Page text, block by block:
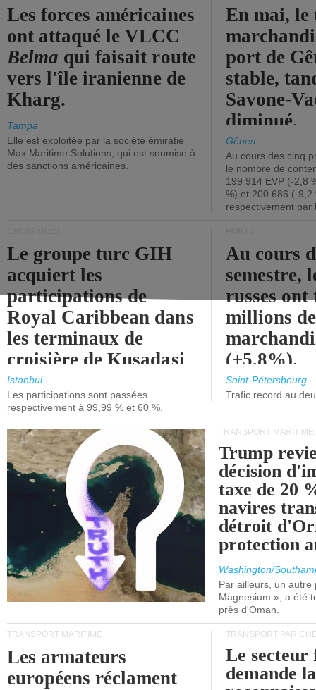
Les forces américaines
ont attaqué le VLCC
Belma qui faisait route
vers l'île iranienne de
Kharg.
Tampa
Elle est exploitée par la société émiratie
Max Maritime Solutions, qui est soumise à
des sanctions américaines.
En mai, le
port de
stable,
Savone-
diminué.
Gênes
Au cours des cinq
le nombre de
199 914 EVP (-2,8
%) et 200 686 (-9,2
respectivement par
Le groupe turc GIH
acquiert les
participations de
Royal Caribbean dans
les terminaux de
croisière de Kusadasi
et de Lisbonne.
Istanbul
Les participations sont passées
respectivement à 99,99 % et 60 %.
Au cours
semestre,
russes
millions
(+5,8%).
Saint-Pétersbourg
Trafic record au
TRANSPORT MARITIME
Trump
décision
taxe de 20
navires
détroit
protection
Washington/
Par ailleurs, un autre
Magnesium », a été
près d'Oman.
TRANSPORT MARITIME
Les armateurs
européens réclament
TRANSPORT PAR
Le
demande la